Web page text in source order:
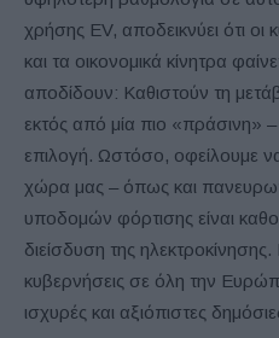
χρήσης EV, αποδεικνύει ότι οι
και τα οικονομικά κίνητρα
αποδίδουν: Καθιστούν τη
εκτός από μία πιο «πράσινη»
επιλογή. Ωστόσο, οφείλουμε
χώρα μας – όπως και
υποδομών φόρτισης είναι
διείσδυση της ηλεκτροκίνησης.
κυβερνήσεις σε όλη την
ισχυρές και αξιόπιστες